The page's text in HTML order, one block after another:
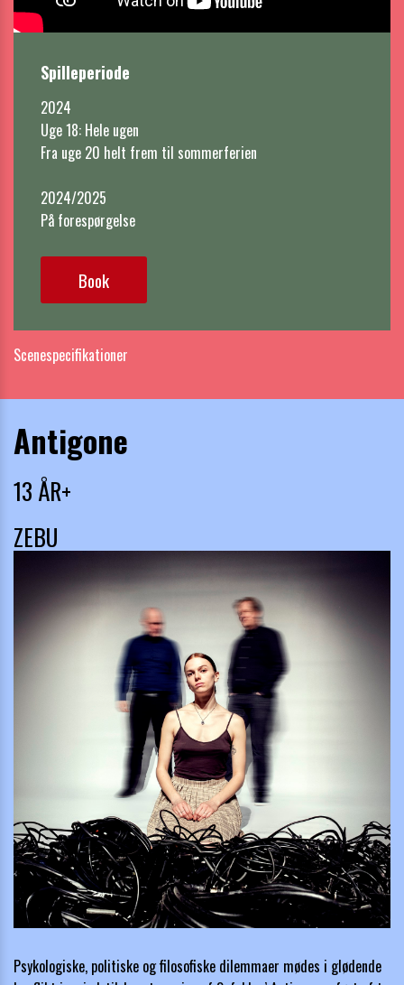
Spilleperiode
2024
Uge 18: Hele ugen
Fra uge 20 helt frem til sommerferien
2024/2025
På forespørgelse
Book
Scenespecifikationer
Antigone
13 ÅR+
ZEBU
Psykologiske, politiske og filosofiske dilemmaer mødes i glødende